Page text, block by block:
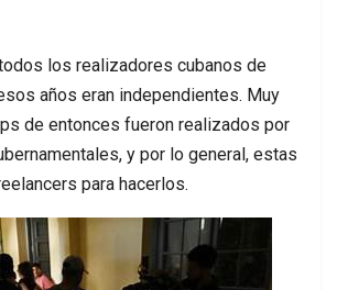
los realizadores cubanos de
años eran independientes. Muy
de entonces fueron realizados por
y por lo general, estas
para hacerlos.